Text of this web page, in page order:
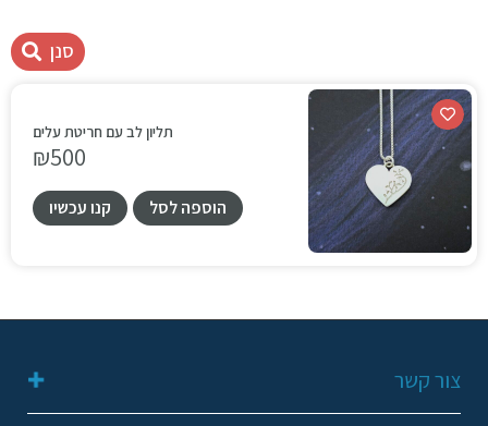
סנן
תליון לב עם חריטת עלים
₪500
הוספה לסל קנו עכשיו
צור קשר